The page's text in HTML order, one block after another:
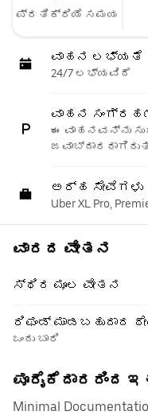
ಪ್ರತಿಕ್ರಿಯೆ ಸಮಯ
ವಾಹನ ಲಭ್ಯತೆ
24/7 ಲಭ್ಯವಿದೆ
ವಾಹನ
ಈ ವಾಹನವನ್ನು
ಅರ್ಹ ಸೇವೆಗಳು
Uber XL Pro,
ವಾರದ ವೇತನ
ಸ್ಥಿರ ಮೂಲ ವೇತನ
ರಿಫಂಡ್ ಮಾಡಬಹುದಾದ
ಒಂದು ಬಾರಿ
ಪೂರೈಕೆದಾರರಿಂದ
Minimal